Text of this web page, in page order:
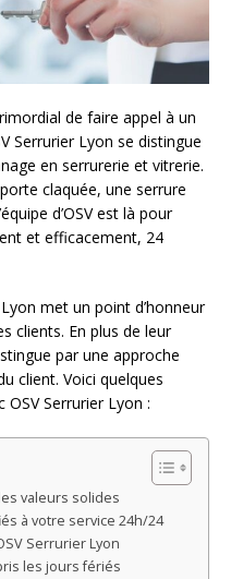
de faire appel à un
Serrurier Lyon se distingue
en serrurerie et vitrerie.
claquée, une serrure
d’OSV est là pour
et efficacement, 24
met un point d’honneur
clients. En plus de leur
par une approche
client. Voici quelques
Serrurier Lyon :
valeurs solides
à votre service 24h/24
Serrurier Lyon
les jours fériés